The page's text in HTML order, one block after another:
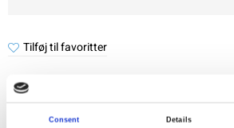
Consent Details
Tilføj til favoritter